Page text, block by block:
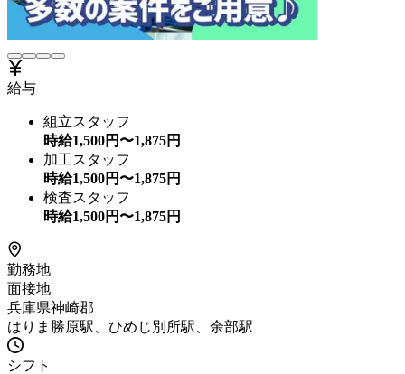
給与
組立スタッフ
時給1,500円〜1,875円
加工スタッフ
時給1,500円〜1,875円
検査スタッフ
時給1,500円〜1,875円
勤務地
面接地
兵庫県神崎郡
はりま勝原駅、ひめじ別所駅、余部駅
シフト